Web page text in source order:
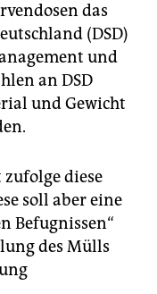
das
(DSD)
und
an DSD
und Gewicht
diese
soll aber eine
Befugnissen“
des Mülls